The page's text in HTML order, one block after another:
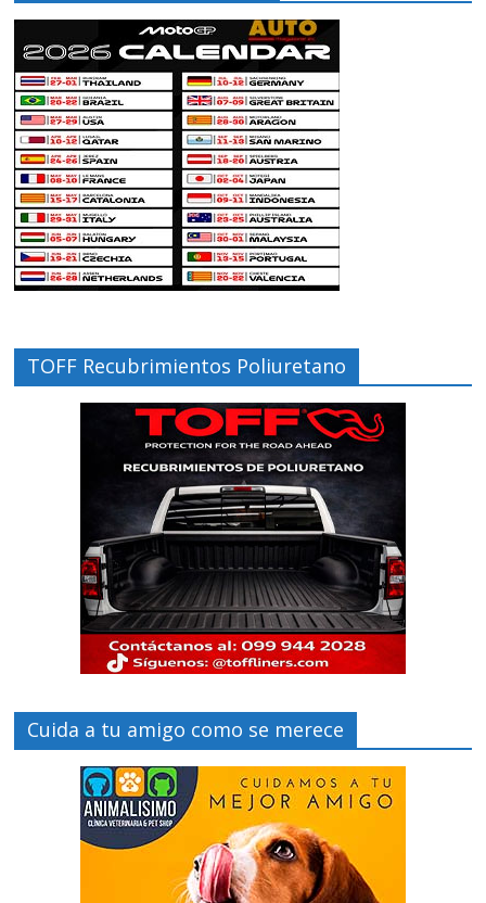
TOFF Recubrimientos Poliuretano
Cuida a tu amigo como se merece